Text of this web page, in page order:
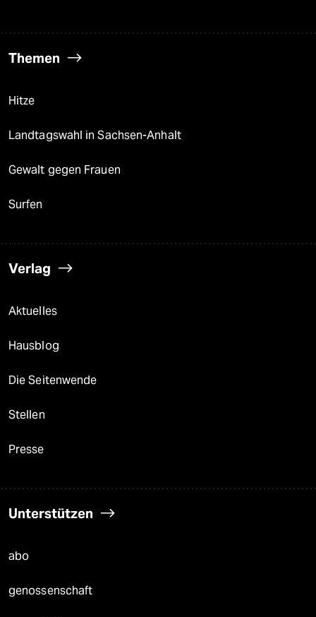
Themen
Hitze
Landtagswahl in Sachsen-Anhalt
Gewalt gegen Frauen
Surfen
Verlag
Aktuelles
Hausblog
Die Seitenwende
Stellen
Presse
Unterstützen
abo
genossenschaft